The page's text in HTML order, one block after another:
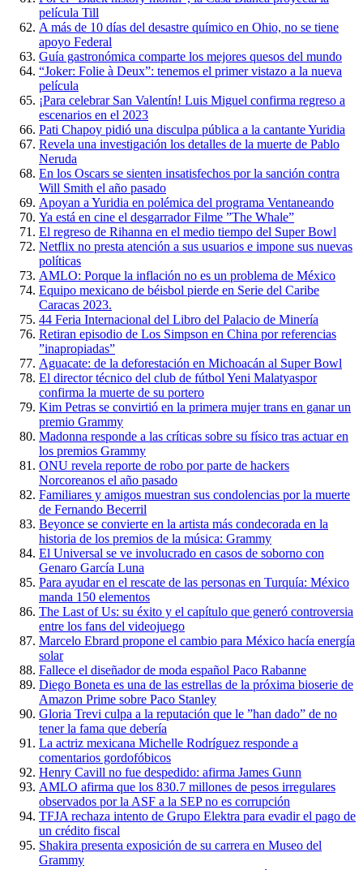
película Till
A más de 10 días del desastre químico en Ohio, no se tiene
apoyo Federal
Guía gastronómica comparte los mejores quesos del mundo
“Joker: Folie à Deux”: tenemos el primer vistazo a la nueva
película
¡Para celebrar San Valentín! Luis Miguel confirma regreso a
escenarios en el 2023
Pati Chapoy pidió una disculpa pública a la cantante Yuridia
Revela una investigación los detalles de la muerte de Pablo
Neruda
En los Oscars se sienten insatisfechos por la sanción contra
Will Smith el año pasado
Apoyan a Yuridia en polémica del programa Ventaneando
Ya está en cine el desgarrador Filme ”The Whale”
El regreso de Rihanna en el medio tiempo del Super Bowl
Netflix no presta atención a sus usuarios e impone sus nuevas
políticas
AMLO: Porque la inflación no es un problema de México
Equipo mexicano de béisbol pierde en Serie del Caribe
Caracas 2023.
44 Feria Internacional del Libro del Palacio de Minería
Retiran episodio de Los Simpson en China por referencias
”inapropiadas”
Aguacate: de la deforestación en Michoacán al Super Bowl
El director técnico del club de fútbol Yeni Malatyaspor
confirma la muerte de su portero
Kim Petras se convirtió en la primera mujer trans en ganar un
premio Grammy
Madonna responde a las críticas sobre su físico tras actuar en
los premios Grammy
ONU revela reporte de robo por parte de hackers
Norcoreanos el año pasado
Familiares y amigos muestran sus condolencias por la muerte
de Fernando Becerril
Beyonce se convierte en la artista más condecorada en la
historia de los premios de la música: Grammy
El Universal se ve involucrado en casos de soborno con
Genaro García Luna
Para ayudar en el rescate de las personas en Turquía: México
manda 150 elementos
The Last of Us: su éxito y el capítulo que generó controversia
entre los fans del videojuego
Marcelo Ebrard propone el cambio para México hacía energía
solar
Fallece el diseñador de moda español Paco Rabanne
Diego Boneta es una de las estrellas de la próxima bioserie de
Amazon Prime sobre Paco Stanley
Gloria Trevi culpa a la reputación que le ”han dado” de no
tener la fama que debería
La actriz mexicana Michelle Rodríguez responde a
comentarios gordofóbicos
Henry Cavill no fue despedido: afirma James Gunn
AMLO afirma que los 830.7 millones de pesos irregulares
observados por la ASF a la SEP no es corrupción
TFJA rechaza intento de Grupo Elektra para evadir el pago de
un crédito fiscal
Shakira presenta exposición de su carrera en Museo del
Grammy